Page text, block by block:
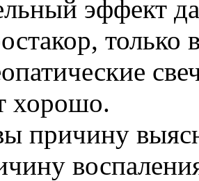
эффект
хорошо.
причину